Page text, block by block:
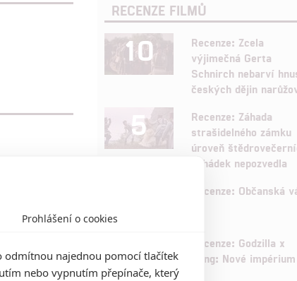
RECENZE FILMŮ
10
Recenze: Zcela
výjimečná Gerta
Schnirch nebarví
českých dějin
5
Recenze: Záhada
strašidelného zámku
úroveň
pohádek nepozvedla
Recenze: Občanská
6
Recenze: Godzilla x
Kong: Nové impérium
Prohlášení o cookies
odmítnou najednou pomocí tlačítek
nebo vypnutím přepínače, který